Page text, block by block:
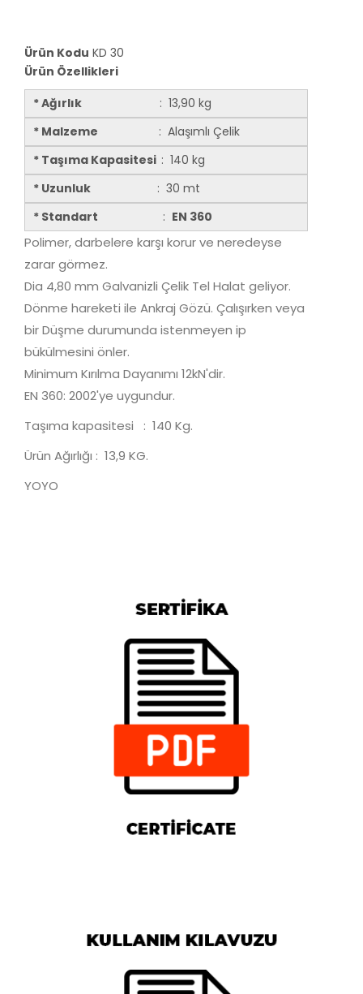
Ürün Kodu KD 30
Ürün Özellikleri
* Ağırlık
: 13,90 kg
* Malzeme
: Alaşımlı Çelik
* Taşıma Kapasitesi : 140 kg
* Uzunluk
: 30 mt
* Standart : EN 360
Polimer, darbelere karşı korur ve neredeyse
zarar görmez.
Dia 4,80 mm Galvanizli Çelik Tel Halat geliyor.
Dönme hareketi ile Ankraj Gözü. Çalışırken veya
bir Düşme durumunda istenmeyen ip
bükülmesini önler.
Minimum Kırılma Dayanımı 12kN'dir.
EN 360: 2002'ye uygundur.
Taşıma kapasitesi : 140 Kg.
Ürün Ağırlığı : 13,9 KG.
YOYO